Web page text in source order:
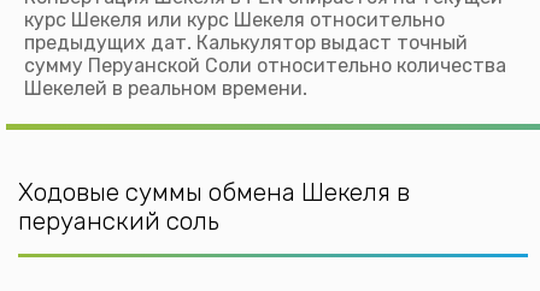
курс Шекеля или курс Шекеля относительно
предыдущих дат. Калькулятор выдаст точный
сумму Перуанской Соли относительно количества
Шекелей в реальном времени.
Ходовые суммы обмена Шекеля в
перуанский соль